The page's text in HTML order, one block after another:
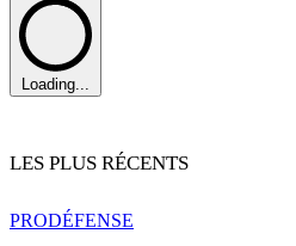
Loading...
LES PLUS RÉCENTS
PRODÉFENSE